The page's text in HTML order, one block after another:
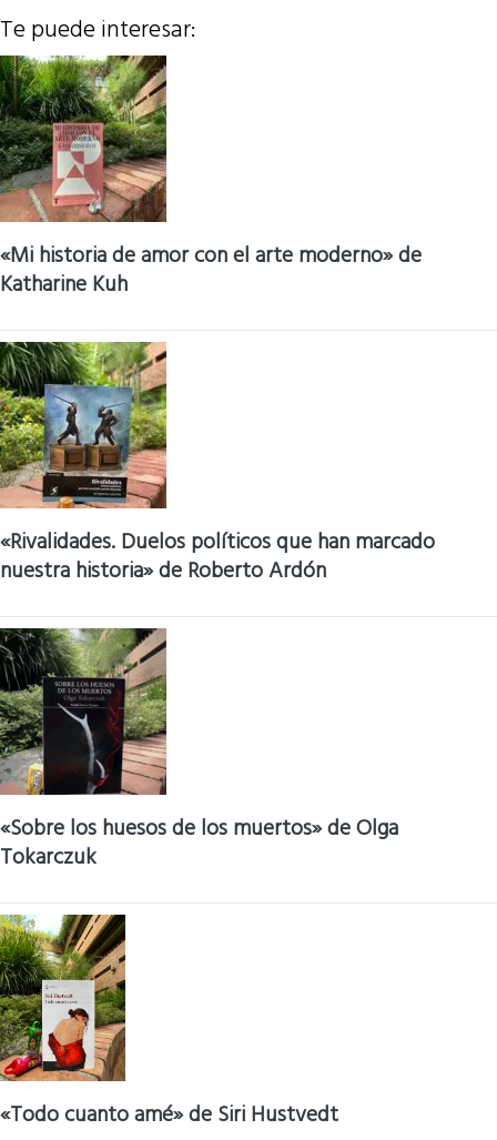
Te puede interesar:
«Mi historia de amor con el arte moderno» de
Katharine Kuh
«Rivalidades. Duelos políticos que han marcado
nuestra historia» de Roberto Ardón
«Sobre los huesos de los muertos» de Olga
Tokarczuk
«Todo cuanto amé» de Siri Hustvedt